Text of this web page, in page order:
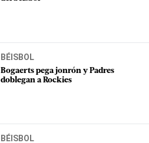
BÉISBOL
Bogaerts pega jonrón y Padres
doblegan a Rockies
BÉISBOL